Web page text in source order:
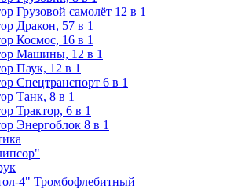
Грузовой самолёт 12 в 1
Дракон, 57 в 1
Космос, 16 в 1
Машины, 12 в 1
Паук, 12 в 1
Спецтранспорт 6 в 1
Танк, 8 в 1
Трактор, 6 в 1
Энергоблок 8 в 1
4" Тромбофлебитный